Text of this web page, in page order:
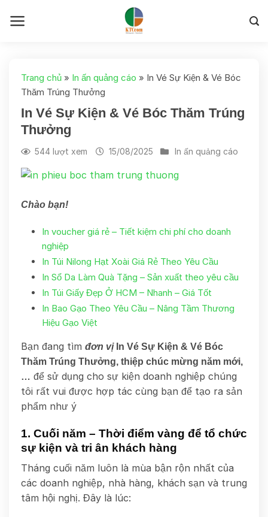
Trang chủ » In ấn quảng cáo » In Vé Sự Kiện & Vé Bóc
Thăm Trúng Thưởng
In Vé Sự Kiện & Vé Bóc Thăm Trúng
Thưởng
544 lượt xem 15/08/2025 In ấn quảng cáo
Chào bạn!
In voucher giá rẻ – Tiết kiệm chi phí cho doanh
nghiệp
In Túi Nilong Hạt Xoài Giá Rẻ Theo Yêu Cầu
In Sổ Da Làm Quà Tặng – Sản xuất theo yêu cầu
In Túi Giấy Đẹp Ở HCM – Nhanh – Giá Tốt
In Bao Gạo Theo Yêu Cầu – Nâng Tầm Thương
Hiệu Gạo Việt
Bạn đang tìm đơn vịIn Vé Sự Kiện & Vé Bóc
Thăm Trúng Thưởng, thiệp chúc mừng năm mới,
… để sử dụng cho sự kiện doanh nghiệp chúng
tôi rất vui được hợp tác cùng bạn để tạo ra sản
phẩm như ý
1. Cuối năm – Thời điểm vàng để tổ chức
sự kiện và tri ân khách hàng
Tháng cuối năm luôn là mùa bận rộn nhất của
các doanh nghiệp, nhà hàng, khách sạn và trung
tâm hội nghị. Đây là lúc: